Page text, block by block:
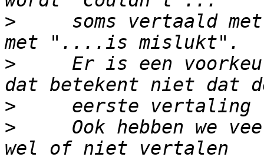
>
soms vertaald
>
Er is een
>
>
Ook hebben we